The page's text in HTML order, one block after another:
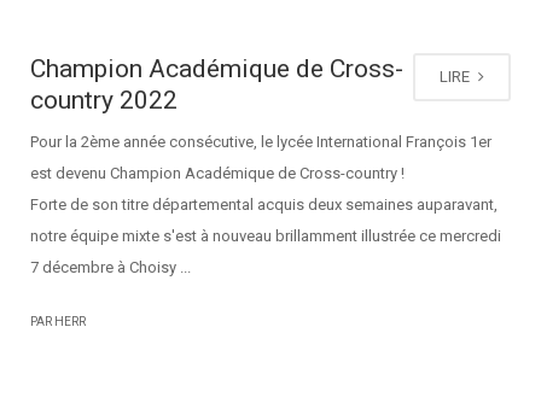
LIRE
Champion Académique de Cross-
country 2022
Pour la 2ème année consécutive, le lycée International François 1er
est devenu Champion Académique de Cross-country !
Forte de son titre départemental acquis deux semaines auparavant,
notre équipe mixte s'est à nouveau brillamment illustrée ce mercredi
7 décembre à Choisy ...
PAR HERR